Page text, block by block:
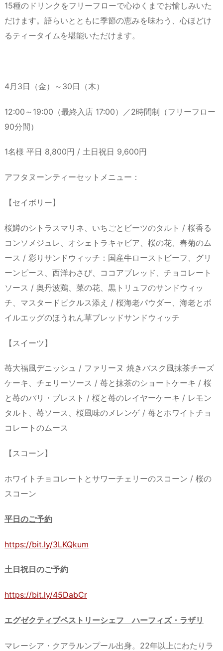
15種のドリンクをフリーフローで心ゆくまでお愉しみいた
だけます。語らいとともに季節の恵みを味わう、心ほどけ
るティータイムを堪能いただけます。
4月3日（金）～30日（木）
12:00～19:00（最終入店 17:00）／2時間制（フリーフロー
90分間）
1名様 平日 8,800円 / 土日祝日 9,600円
アフタヌーンティーセットメニュー：
【セイボリー】
桜鱒のシトラスマリネ、いちごとビーツのタルト / 桜香る
コンソメジュレ、オシェトラキャビア、桜の花、春菊のム
ース / 彩りサンドウィッチ：国産牛ローストビーフ、グリ
ーンピース、西洋わさび、ココアブレッド、チョコレート
ソース / 奥丹波鶏、菜の花、黒トリュフのサンドウィッ
チ、マスタードピクルス添え / 桜海老パウダー、海老とボ
イルエッグのほうれん草ブレッドサンドウィッチ
【スイーツ】
苺大福風デニッシュ / ファリーヌ 焼きバスク風抹茶チーズ
ケーキ、チェリーソース / 苺と抹茶のショートケーキ / 桜
と苺のパリ・ブレスト / 桜と苺のレイヤーケーキ / レモン
タルト、苺ソース、桜風味のメレンゲ / 苺とホワイトチョ
コレートのムース
【スコーン】
ホワイトチョコレートとサワーチェリーのスコーン / 桜の
スコーン
平日のご予約
https://bit.ly/3LKQkum
土日祝日のご予約
https://bit.ly/45DabCr
エグゼクティブペストリーシェフ ハーフィズ・ラザリ
マレーシア・クアラルンプール出身。22年以上にわたりラ